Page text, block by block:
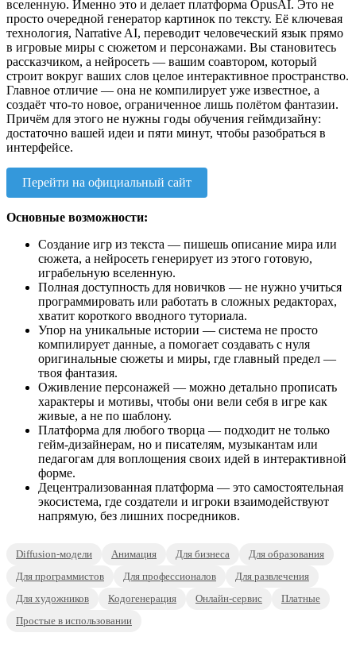
вселенную. Именно это и делает платформа OpusAI. Это не
просто очередной генератор картинок по тексту. Её ключевая
технология, Narrative AI, переводит человеческий язык прямо
в игровые миры с сюжетом и персонажами. Вы становитесь
рассказчиком, а нейросеть — вашим соавтором, который
строит вокруг ваших слов целое интерактивное пространство.
Главное отличие — она не компилирует уже известное, а
создаёт что-то новое, ограниченное лишь полётом фантазии.
Причём для этого не нужны годы обучения геймдизайну:
достаточно вашей идеи и пяти минут, чтобы разобраться в
интерфейсе.
Перейти на официальный сайт
Основные возможности:
Создание игр из текста — пишешь описание мира или
сюжета, а нейросеть генерирует из этого готовую,
играбельную вселенную.
Полная доступность для новичков — не нужно учиться
программировать или работать в сложных редакторах,
хватит короткого вводного туториала.
Упор на уникальные истории — система не просто
компилирует данные, а помогает создавать с нуля
оригинальные сюжеты и миры, где главный предел —
твоя фантазия.
Оживление персонажей — можно детально прописать
характеры и мотивы, чтобы они вели себя в игре как
живые, а не по шаблону.
Платформа для любого творца — подходит не только
гейм-дизайнерам, но и писателям, музыкантам или
педагогам для воплощения своих идей в интерактивной
форме.
Децентрализованная платформа — это самостоятельная
экосистема, где создатели и игроки взаимодействуют
напрямую, без лишних посредников.
Diffusion-модели Анимация Для бизнеса
Для образования
Для программистов
Для профессионалов
Для развлечения
Для художников
Кодогенерация Онлайн-сервис
Платные
Простые в использовании